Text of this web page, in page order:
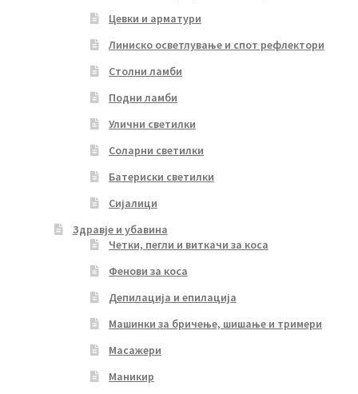
Цевки и арматури
Линиско осветлување и спот рефлектори
Столни ламби
Подни ламби
Улични светилки
Соларни светилки
Батериски светилки
Сијалици
Здравје и убавина
Четки, пегли и виткачи за коса
Фенови за коса
Депилација и епилација
Машинки за бричење, шишање и тримери
Масажери
Маникир